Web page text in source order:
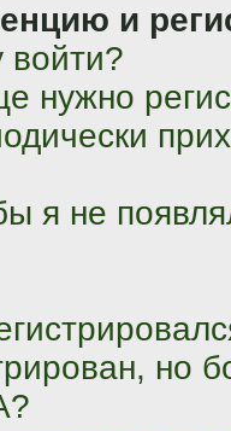
и
войти?
нужно
я не
но